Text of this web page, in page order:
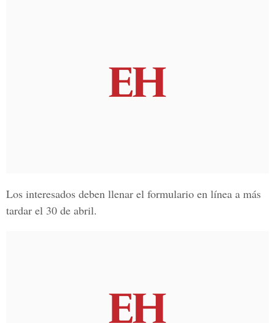
Los interesados deben llenar el formulario en línea a más
tardar el 30 de abril.